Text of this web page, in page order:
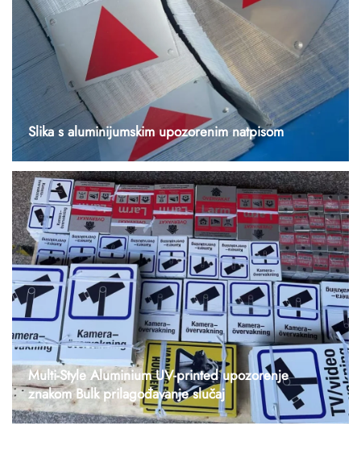
Slika s aluminijumskim upozorenim natpisom
1. Sljedeći članak Kratak opis slučaja Klijent je dostavio crteže za
dvije vrste aluminijumskih upozorenja (jednu s trokutnim logotipom,
drugu s logotipom strelice), što zahtijeva da završimo masovnu
proizvodnju koristeći proces štampanja na platnu. Tražili su preci...
Multi-Style Aluminium UV-printed upozorenje
znakom Bulk prilagođavanje slučaj
1. Sljedeći članak Klijent je dostavio crteže za seriju aluminijskih
upozorenja (uključujući uputstva za nadzorne kamere, upozorenja za